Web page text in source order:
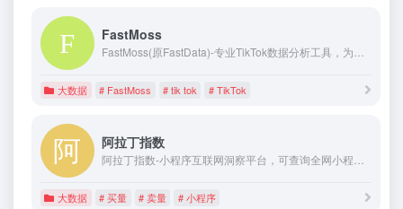
FastMoss
FastMoss(原FastData)-专业TikTok数据分析工具，为全球TikTok商家、品牌、广告主、达人、MCN、TSP等服务商提供爆品挖掘、达人数据&建联、竞品店铺跟踪、广告投流、带货直播及热门视频素材解析等TikTok运营数据分析服务
大数据 # FastMoss # tik tok # TikTok
阿拉丁指数
阿拉丁指数-小程序互联网洞察平台，可查询全网小程序指数变化情况，有效帮助小程序创业者展示投资、广告、商务合作价值。快速让您了解行业排行，衡量小程序的传播价值、品牌价值、投资价值。
大数据 # 买量 # 卖量 # 小程序